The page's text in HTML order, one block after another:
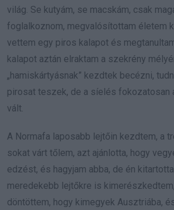
világ. Se kutyám, se macskám, csak
foglalkoznom, megvalósítottam életem
vettem egy piros kalapot és
kalapot aztán elraktam a szekrény
„hamiskártyásnak” kezdtek becézni,
pirosat teszek, de a síelés fokozatosan
vált.
A Normafa laposabb lejtőin kezdtem, a
sokat várt tőlem, azt ajánlotta, hogy
edzést, és hagyjam abba, de én
meredekebb lejtőkre is
döntöttem, hogy kimegyek Ausztriába,